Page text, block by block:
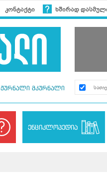
კონტაქტი ხშირად
ჟურნალი მკურნალი
ენციკლოპედია